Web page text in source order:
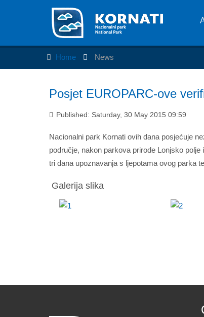
Home News
Posjet EUROPARC-ove
Published: Saturday, 30 May 2015 09:59
Nacionalni park Kornati ovih dana posjećuje
područje, nakon parkova prirode Lonjsko
tri dana upoznavanja s ljepotama ovog parka
Galerija slika